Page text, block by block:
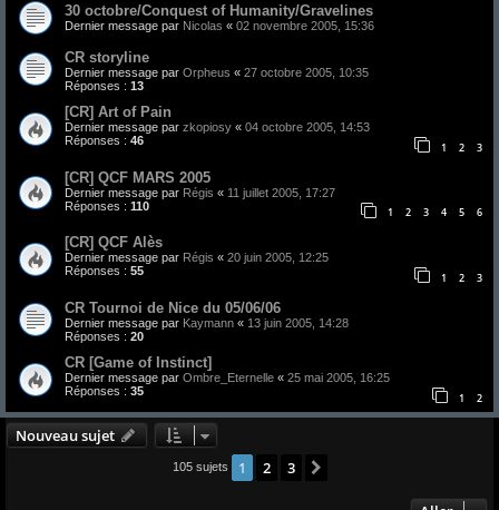
30 octobre/Conquest of Humanity/Gravelines
Dernier message par Nicolas « 02 novembre 2005, 15:36
CR storyline
Dernier message par Orpheus « 27 octobre 2005, 10:35
Réponses : 13
[CR] Art of Pain
Dernier message par zkopiosy « 04 octobre 2005, 14:53
Réponses : 46 1 2 3
[CR] QCF MARS 2005
Dernier message par Régis « 11 juillet 2005, 17:27
Réponses : 110 1 2 3 4 5 6
[CR] QCF Alès
Dernier message par Régis « 20 juin 2005, 12:25
Réponses : 55 1 2 3
CR Tournoi de Nice du 05/06/06
Dernier message par Kaymann « 13 juin 2005, 14:28
Réponses : 20
CR [Game of Instinct]
Dernier message par Ombre_Eternelle « 25 mai 2005, 16:25
Réponses : 35 1 2
Nouveau sujet
105 sujets 1 2 3